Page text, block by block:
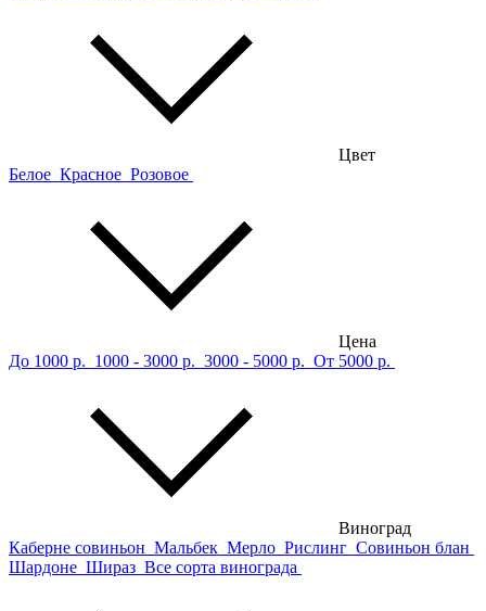
Цвет
Белое Красное Розовое
Цена
До 1000 р. 1000 - 3000 р. 3000 - 5000 р. От 5000 р.
Виноград
Каберне совиньон Мальбек Мерло Рислинг Совиньон блан
Шардоне Шираз Все сорта винограда